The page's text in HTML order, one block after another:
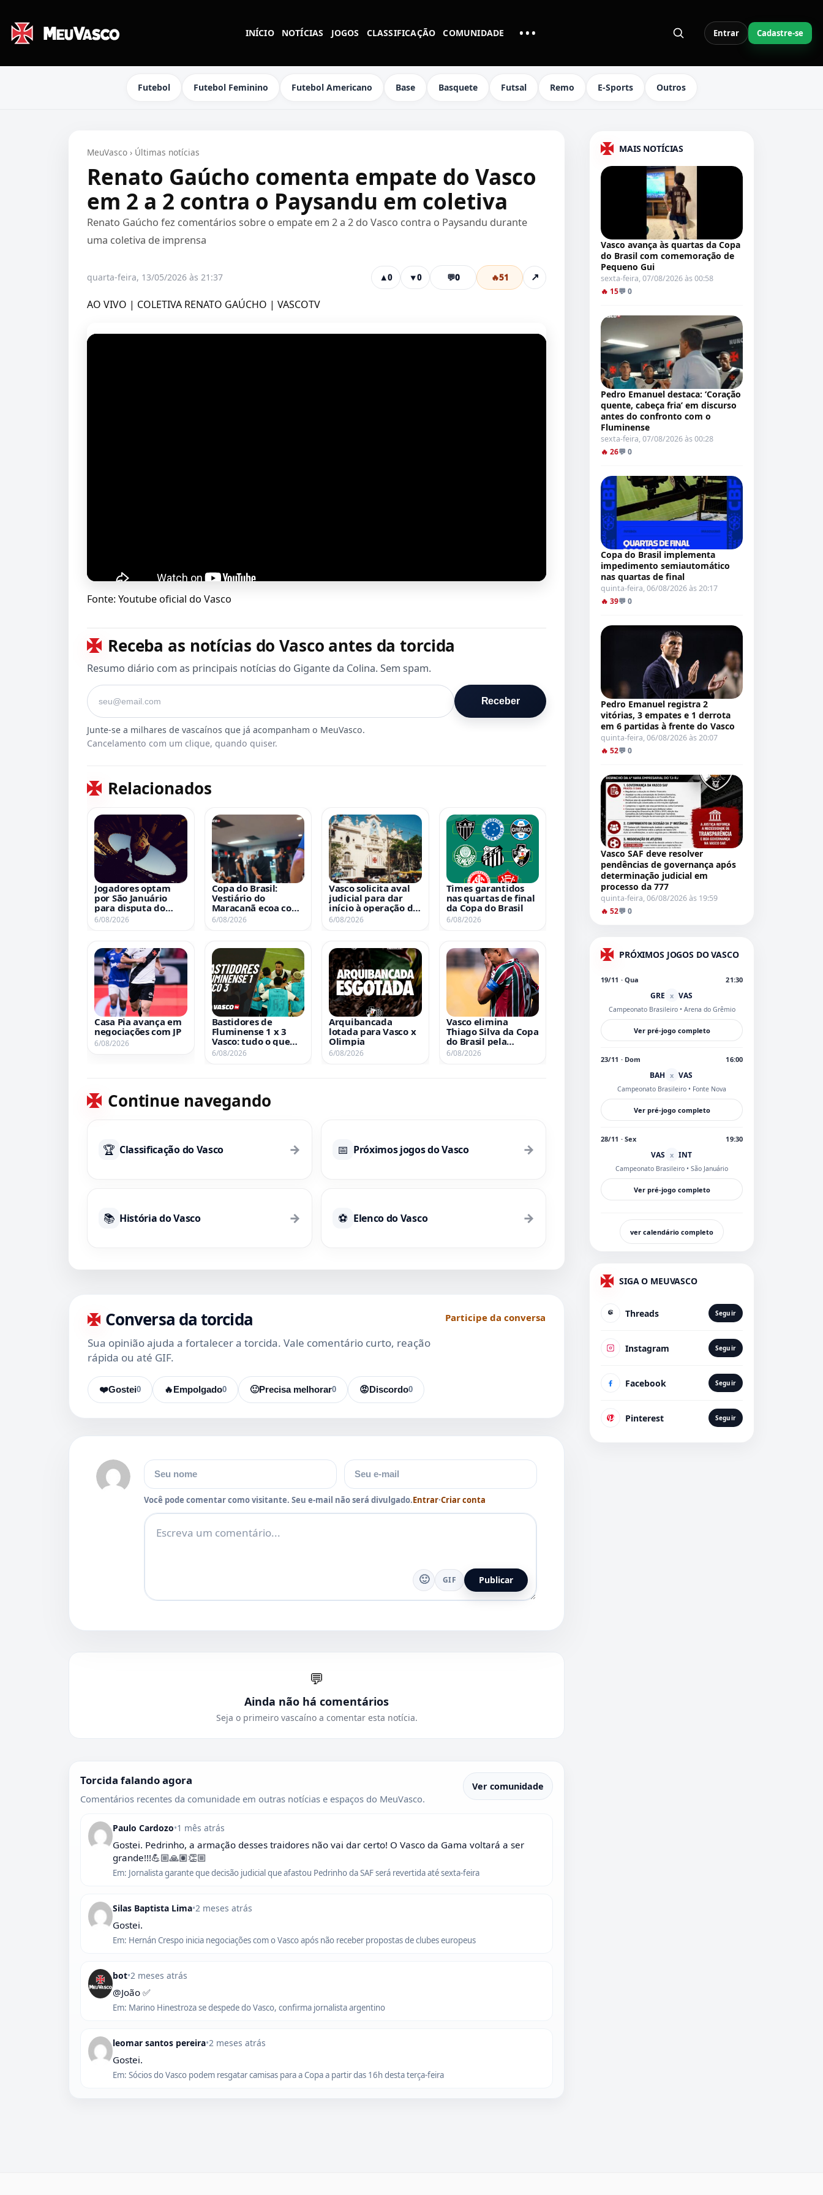
INÍCIO NOTÍCIAS JOGOS CLASSIFICAÇÃO COMUNIDADE •••MAIS LINKS DO MENU Entrar Cadastre-se
Futebol Futebol Feminino Futebol Americano Base Basquete Futsal Remo E-Sports Outros
MeuVasco › Últimas notícias
Renato Gaúcho comenta empate do Vasco
em 2 a 2 contra o Paysandu em coletiva
Renato Gaúcho fez comentários sobre o empate em 2 a 2 do Vasco contra o Paysandu durante
uma coletiva de imprensa
quarta-feira, 13/05/2026 às 21:37 ▲0 ▼0 💬0 🔥51 ↗
AO VIVO | COLETIVA RENATO GAÚCHO | VASCOTV
Fonte: Youtube oficial do Vasco
Receba as notícias do Vasco antes da torcida
Resumo diário com as principais notícias do Gigante da Colina. Sem spam.
Seu e-mail
Receber
Cancelamento com um clique, quando quiser.
Relacionados
Jogadores optam
por São Januário
para disputa do
mata-mata
6/08/2026
Copa do Brasil:
Vestiário do
Maracanã ecoa com
o tradicional grito
quartas; assista ao
vídeo
6/08/2026
Vasco solicita aval
judicial para dar
início à operação de
revenda da SAF
6/08/2026
Times garantidos
nas quartas de final
da Copa do Brasil
6/08/2026
Casa Pia avança em
negociações com JP
6/08/2026
Bastidores de
Fluminense 1 x 3
Vasco: tudo o que
aconteceu nos
6/08/2026
Arquibancada
lotada para Vasco x
Olimpia
6/08/2026
Vasco elimina
Thiago Silva da Copa
do Brasil pela
terceira vez
6/08/2026
Continue navegando
🏆 Classificação do Vasco → 📅 Próximos jogos do Vasco →
📚 História do Vasco → ⚽ Elenco do Vasco →
Conversa da torcida
Sua opinião ajuda a fortalecer a torcida. Vale comentário curto, reação
rápida ou até GIF.
Participe da conversa
❤️ 0
Gostei 🔥 0
Empolgado 🙂 0
Precisa melhorar 😡 0
Discordo
Nome E-mail
Você pode comentar como visitante. Seu e-mail não será divulgado.Entrar·Criar conta
Comentário
🙂 GIF Publicar
💬
Ainda não há comentários
Seja o primeiro vascaíno a comentar esta notícia.
Torcida falando agora
Comentários recentes da comunidade em outras notícias e espaços do MeuVasco.
Ver comunidade
Paulo Cardozo•1 mês atrás
Gostei. Pedrinho, a armação desses traidores não vai dar certo! O Vasco da Gama voltará a ser
grande!!!💪🏼🙏🏽👏🏼
Em: Jornalista garante que decisão judicial que afastou Pedrinho da SAF será revertida até sexta-feira
Silas Baptista Lima•2 meses atrás
Gostei.
Em: Hernán Crespo inicia negociações com o Vasco após não receber propostas de clubes europeus
bot•2 meses atrás
@João ✅
Em: Marino Hinestroza se despede do Vasco, confirma jornalista argentino
leomar santos pereira•2 meses atrás
Gostei.
Em: Sócios do Vasco podem resgatar camisas para a Copa a partir das 16h desta terça-feira
MAIS NOTÍCIAS
Vasco avança às quartas da Copa
do Brasil com comemoração de
Pequeno Gui
sexta-feira, 07/08/2026 às 00:58
🔥 15💬 0
Pedro Emanuel destaca: ‘Coração
quente, cabeça fria’ em discurso
antes do confronto com o
Fluminense
sexta-feira, 07/08/2026 às 00:28
🔥 26💬 0
Copa do Brasil implementa
impedimento semiautomático
nas quartas de final
quinta-feira, 06/08/2026 às 20:17
🔥 39💬 0
Pedro Emanuel registra 2
vitórias, 3 empates e 1 derrota
em 6 partidas à frente do Vasco
quinta-feira, 06/08/2026 às 20:07
🔥 52💬 0
Vasco SAF deve resolver
pendências de governança após
determinação judicial em
processo da 777
quinta-feira, 06/08/2026 às 19:59
🔥 52💬 0
PRÓXIMOS JOGOS DO VASCO
19/11 · Qua 21:30
GRE x VAS
Campeonato Brasileiro • Arena do Grêmio
Ver pré-jogo completo
23/11 · Dom 16:00
BAH x VAS
Campeonato Brasileiro • Fonte Nova
Ver pré-jogo completo
28/11 · Sex 19:30
VAS x INT
Campeonato Brasileiro • São Januário
Ver pré-jogo completo
ver calendário completo
SIGA O MEUVASCO
Threads Seguir
Instagram Seguir
Facebook Seguir
Pinterest Seguir